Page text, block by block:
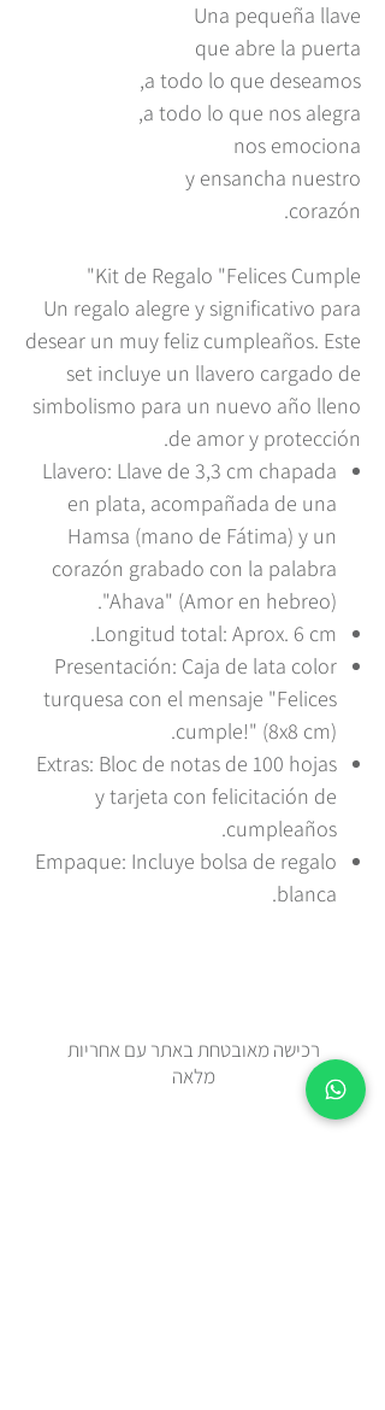
Una pequeña llave
que abre la puerta
a todo lo que deseamos,
a todo lo que nos alegra,
nos emociona
y ensancha nuestro
corazón.
Kit de Regalo "Felices Cumple"
Un regalo alegre y significativo para
desear un muy feliz cumpleaños. Este
set incluye un llavero cargado de
simbolismo para un nuevo año lleno
de amor y protección.
Llavero: Llave de 3,3 cm chapada
en plata, acompañada de una
Hamsa (mano de Fátima) y un
corazón grabado con la palabra
"Ahava" (Amor en hebreo).
Longitud total: Aprox. 6 cm.
Presentación: Caja de lata color
turquesa con el mensaje "Felices
cumple!" (8x8 cm).
Extras: Bloc de notas de 100 hojas
y tarjeta con felicitación de
cumpleaños.
Empaque: Incluye bolsa de regalo
blanca.
רכישה מאובטחת באתר עם אחריות
מלאה